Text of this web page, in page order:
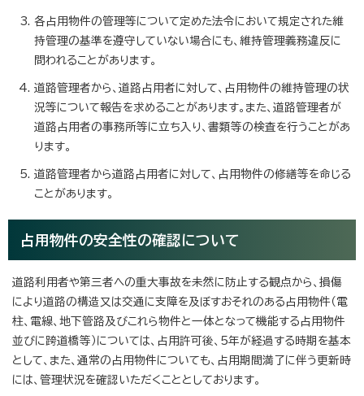
各占用物件の管理等について定めた法令において規定された維
持管理の基準を遵守していない場合にも、維持管理義務違反に
問われることがあります。
道路管理者から、道路占用者に対して、占用物件の維持管理の状
況等について報告を求めることがあります。また、道路管理者が
道路占用者の事務所等に立ち入り、書類等の検査を行うことがあ
ります。
道路管理者から道路占用者に対して、占用物件の修繕等を命じる
ことがあります。
占用物件の安全性の確認について
道路利用者や第三者への重大事故を未然に防止する観点から、損傷
により道路の構造又は交通に支障を及ぼすおそれのある占用物件（電
柱、電線、地下管路及びこれら物件と一体となって機能する占用物件
並びに跨道橋等）については、占用許可後、5年が経過する時期を基本
として、また、通常の占用物件についても、占用期間満了に伴う更新時
には、管理状況を確認いただくこととしております。